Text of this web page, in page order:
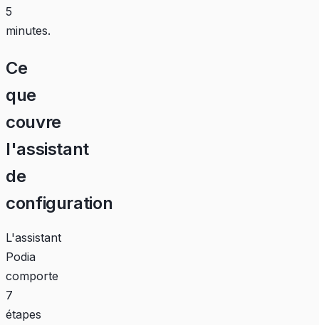
5
minutes.
Ce
que
couvre
l'assistant
de
configuration
L'assistant
Podia
comporte
7
étapes